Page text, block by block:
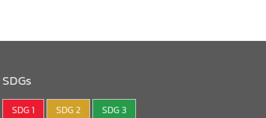
SDGs
SDG 1 SDG 2
SDG 3